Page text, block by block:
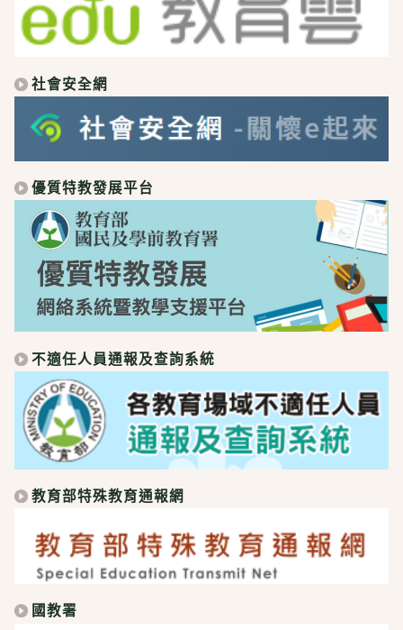
社會安全網
優質特教發展平台
不適任人員通報及查詢系統
教育部特殊教育通報網
國教署